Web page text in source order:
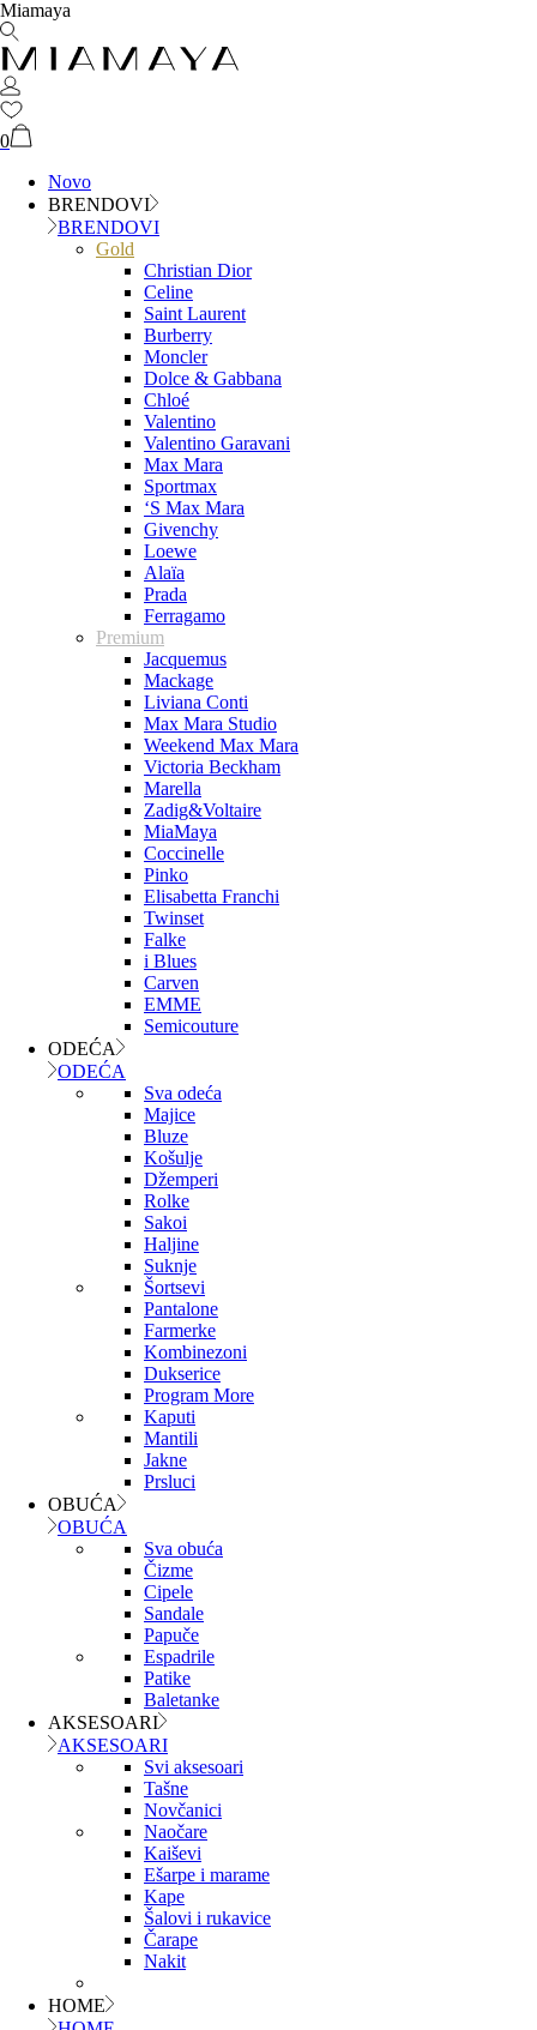
Miamaya
0
Novo
BRENDOVI
BRENDOVI
Gold
Christian Dior
Celine
Saint Laurent
Burberry
Moncler
Dolce & Gabbana
Chloé
Valentino
Valentino Garavani
Max Mara
Sportmax
‘S Max Mara
Givenchy
Loewe
Alaïa
Prada
Ferragamo
Premium
Jacquemus
Mackage
Liviana Conti
Max Mara Studio
Weekend Max Mara
Victoria Beckham
Marella
Zadig&Voltaire
MiaMaya
Coccinelle
Pinko
Elisabetta Franchi
Twinset
Falke
i Blues
Carven
EMME
Semicouture
ODEĆA
ODEĆA
Sva odeća
Majice
Bluze
Košulje
Džemperi
Rolke
Sakoi
Haljine
Suknje
Šortsevi
Pantalone
Farmerke
Kombinezoni
Dukserice
Program More
Kaputi
Mantili
Jakne
Prsluci
OBUĆA
OBUĆA
Sva obuća
Čizme
Cipele
Sandale
Papuče
Espadrile
Patike
Baletanke
AKSESOARI
AKSESOARI
Svi aksesoari
Tašne
Novčanici
Naočare
Kaiševi
Ešarpe i marame
Kape
Šalovi i rukavice
Čarape
Nakit
HOME